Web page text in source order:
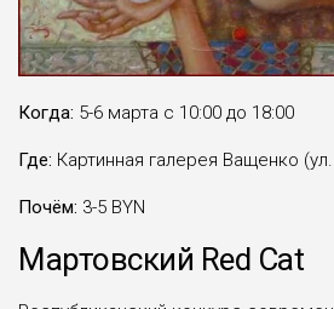
Когда: 5-6 марта с 10:00 до 18:00
Где: Картинная галерея Ващенко
Почём: 3-5 BYN
Мартовский Red Cat